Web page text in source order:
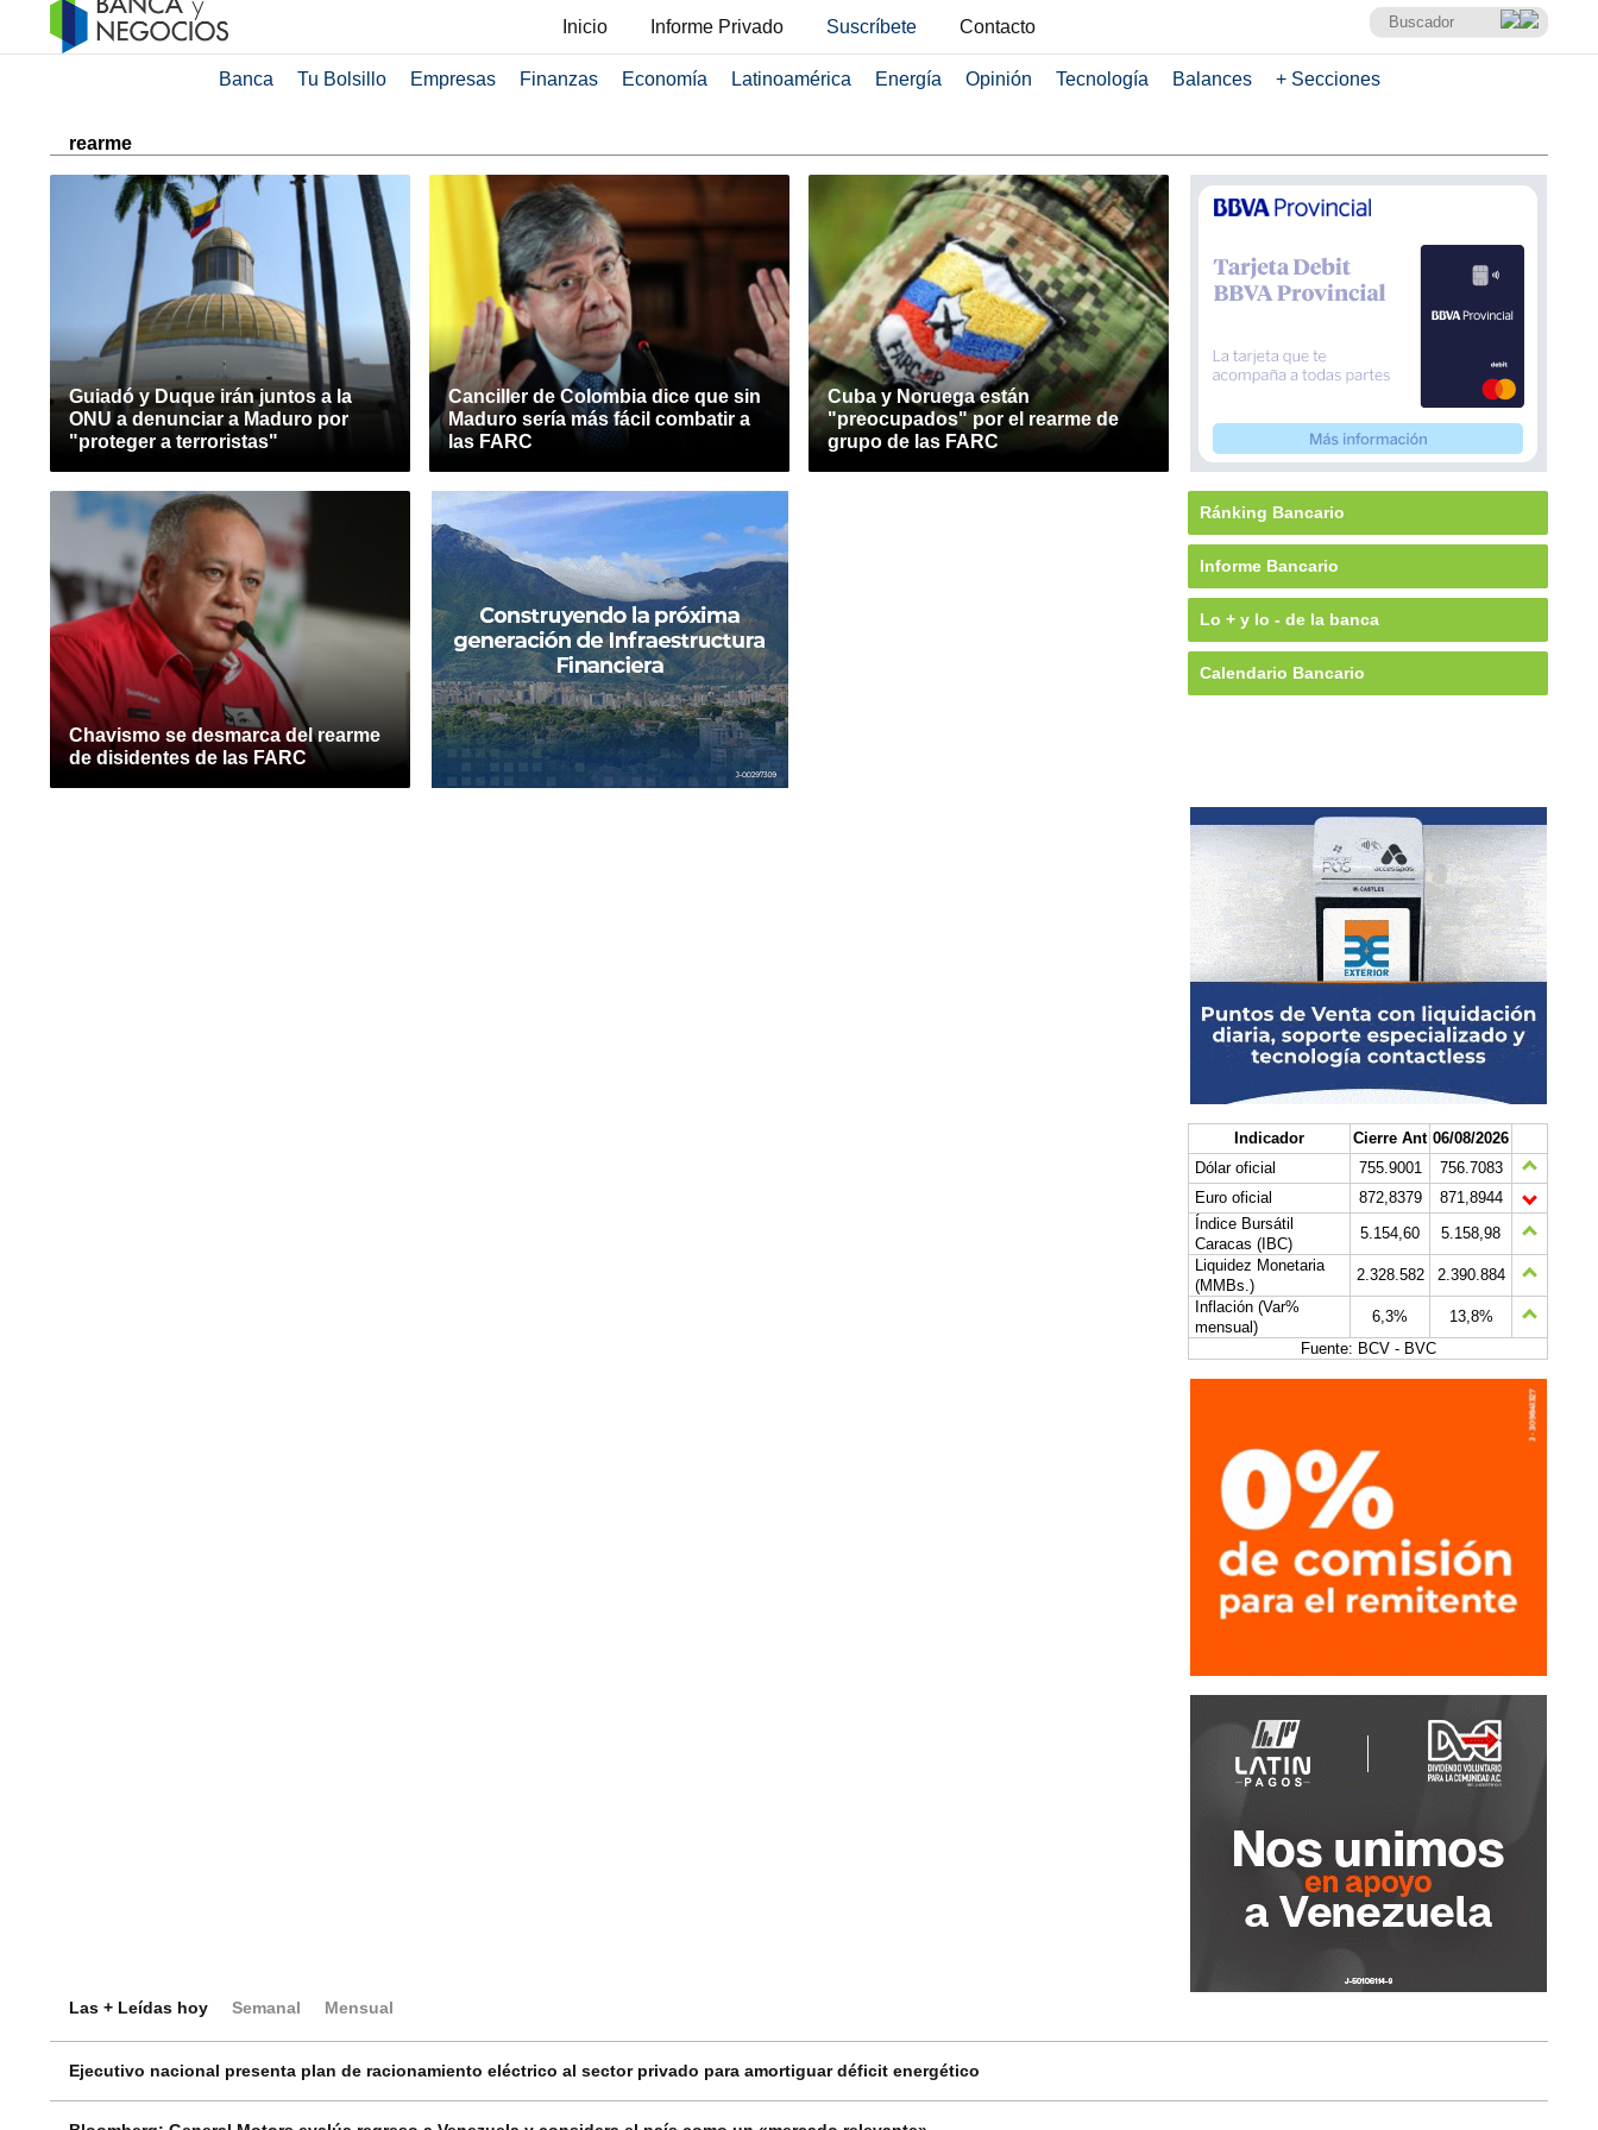
Inicio Informe Privado Suscríbete Contacto
Banca Tu Bolsillo Empresas Finanzas Economía Latinoamérica Energía Opinión Tecnología Balances + Secciones
rearme
Guiadó y Duque irán juntos a la
ONU a denunciar a Maduro por
"proteger a terroristas"
Canciller de Colombia dice que sin
Maduro sería más fácil combatir a
las FARC
Cuba y Noruega están
"preocupados" por el rearme de
grupo de las FARC
Chavismo se desmarca del rearme
de disidentes de las FARC
Ránking Bancario
Informe Bancario
Lo + y lo - de la banca
Calendario Bancario
Indicador Cierre Ant 06/08/2026
Dólar oficial
755.9001
756.7083
Euro oficial
872,8379
871,8944
Índice Bursátil
Caracas (IBC)
5.154,60
5.158,98
Liquidez Monetaria
(MMBs.)
2.328.582
2.390.884
Inflación (Var%
mensual)
6,3%
13,8%
Fuente: BCV - BVC
Las + Leídas hoy Semanal Mensual
Ejecutivo nacional presenta plan de racionamiento eléctrico al sector privado para amortiguar déficit energético